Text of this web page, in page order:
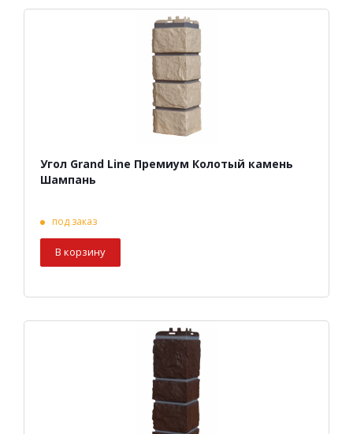
Угол Grand Line Премиум Колотый камень
Шампань
под заказ
В корзину